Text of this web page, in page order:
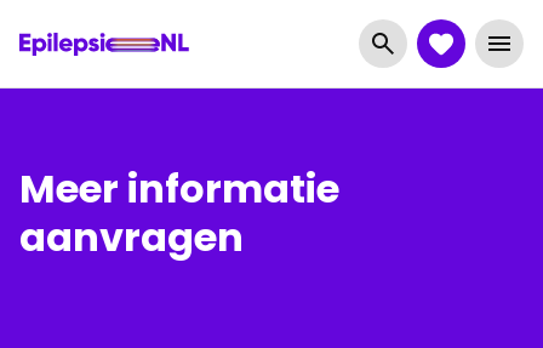
Meer informatie
aanvragen